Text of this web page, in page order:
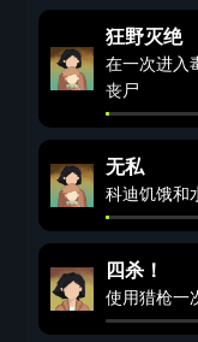
狂野灭绝
在一次进入
丧尸
无私
科迪饥饿和
四杀！
使用猎枪一